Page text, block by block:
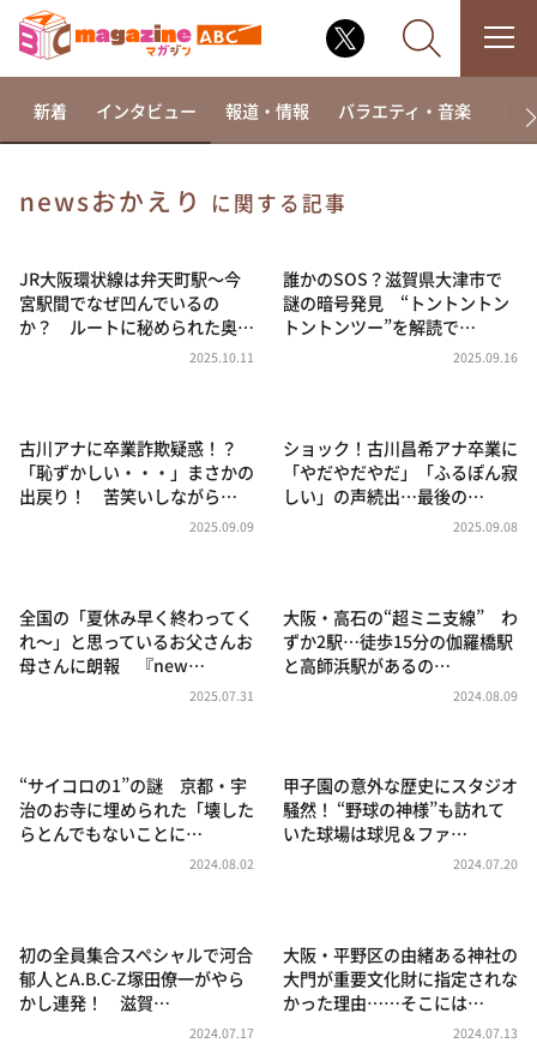
相席食堂
これ余談なんですけど・・・
～人生密着トークバラエティ！～ やすとものいたっ
news おかえり
河合＆A.B.C-Z塚田×福井アナ「なんでやねん！？」
（news おかえり）
朝だ！生です旅サラダ
教えて！ニュースライブ 正義のミカタ
ポツンと一軒家
ザキ山小屋本館
新着 インタビュー 報道・情報 バラエティ・音楽 ド
newsおかえり に関する記事
JR大阪環状線は弁天町駅～今
宮駅間でなぜ凹んでいるの
か？ ルートに秘められた奥…
2025.10.11
誰かのSOS？滋賀県大津市で
謎の暗号発見 “トントントン
トントンツー”を解読で…
2025.09.16
古川アナに卒業詐欺疑惑！？
「恥ずかしい・・・」まさかの
出戻り！ 苦笑いしながら…
2025.09.09
ショック！古川昌希アナ卒業に
「やだやだやだ」「ふるぽん寂
しい」の声続出…最後の…
2025.09.08
全国の「夏休み早く終わってく
れ～」と思っているお父さんお
母さんに朗報 『new…
2025.07.31
大阪・高石の“超ミニ支線” わ
ずか2駅…徒歩15分の伽羅橋駅
と高師浜駅があるの…
2024.08.09
“サイコロの1”の謎 京都・宇
治のお寺に埋められた「壊した
らとんでもないことに…
2024.08.02
甲子園の意外な歴史にスタジオ
騒然！ “野球の神様”も訪れて
いた球場は球児＆ファ…
2024.07.20
初の全員集合スペシャルで河合
郁人とA.B.C-Z塚田僚一がやら
かし連発！ 滋賀…
2024.07.17
大阪・平野区の由緒ある神社の
大門が重要文化財に指定されな
かった理由……そこには…
2024.07.13